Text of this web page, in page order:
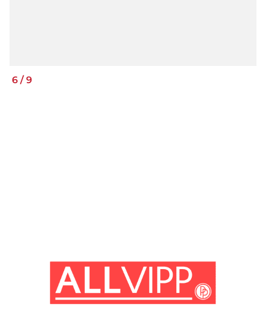
6 /9